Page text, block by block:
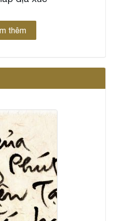
thêm